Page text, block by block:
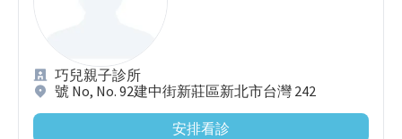
巧兒親子診所
號 No, No. 92建中街新莊區新北市台灣 242
安排看診